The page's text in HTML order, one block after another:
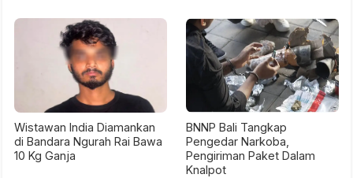
Wistawan India Diamankan
di Bandara Ngurah Rai Bawa
10 Kg Ganja
BNNP Bali Tangkap
Pengedar Narkoba,
Pengiriman Paket Dalam
Knalpot